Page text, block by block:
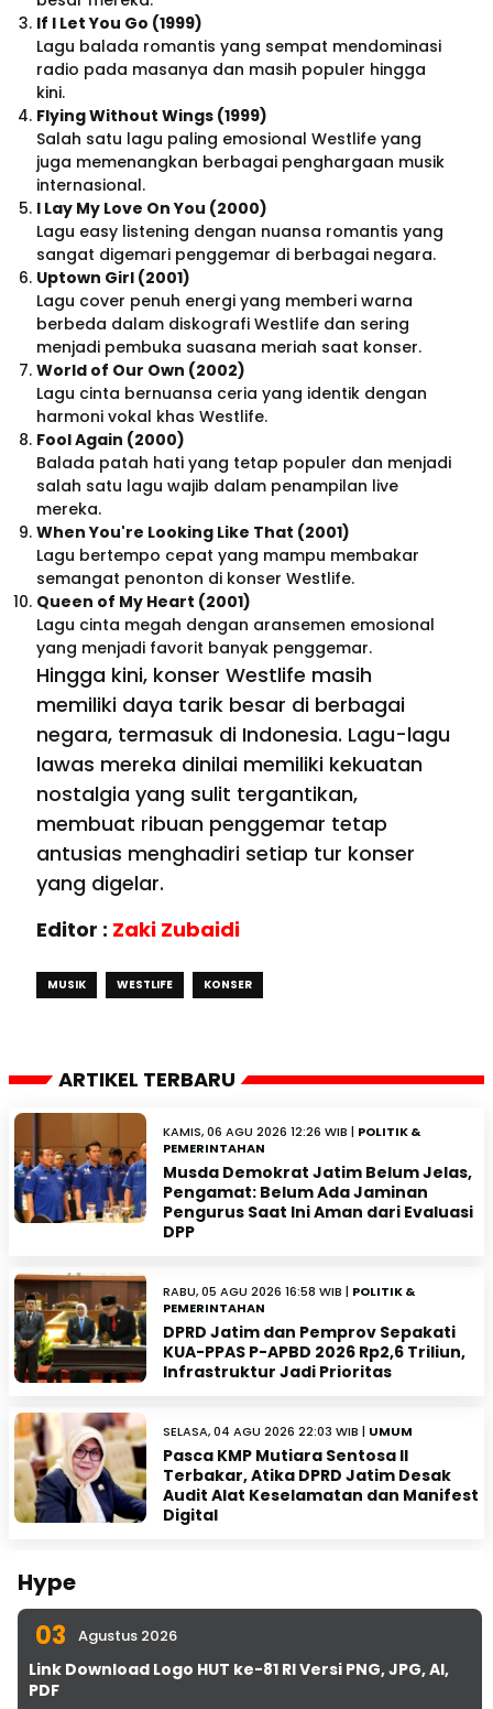
If I Let You Go (1999)
Lagu balada romantis yang sempat mendominasi
radio pada masanya dan masih populer hingga
kini.
Flying Without Wings (1999)
Salah satu lagu paling emosional Westlife yang
juga memenangkan berbagai penghargaan musik
internasional.
I Lay My Love On You (2000)
Lagu easy listening dengan nuansa romantis yang
sangat digemari penggemar di berbagai negara.
Uptown Girl (2001)
Lagu cover penuh energi yang memberi warna
berbeda dalam diskografi Westlife dan sering
menjadi pembuka suasana meriah saat konser.
World of Our Own (2002)
Lagu cinta bernuansa ceria yang identik dengan
harmoni vokal khas Westlife.
Fool Again (2000)
Balada patah hati yang tetap populer dan menjadi
salah satu lagu wajib dalam penampilan live
mereka.
When You're Looking Like That (2001)
Lagu bertempo cepat yang mampu membakar
semangat penonton di konser Westlife.
Queen of My Heart (2001)
Lagu cinta megah dengan aransemen emosional
yang menjadi favorit banyak penggemar.
Hingga kini, konser Westlife masih
memiliki daya tarik besar di berbagai
negara, termasuk di Indonesia. Lagu-lagu
lawas mereka dinilai memiliki kekuatan
nostalgia yang sulit tergantikan,
membuat ribuan penggemar tetap
antusias menghadiri setiap tur konser
yang digelar.
Editor : Zaki Zubaidi
MUSIK WESTLIFE KONSER
ARTIKEL TERBARU
KAMIS, 06 AGU 2026 12:26 WIB | POLITIK &
PEMERINTAHAN
Musda Demokrat Jatim Belum Jelas,
Pengamat: Belum Ada Jaminan
Pengurus Saat Ini Aman dari Evaluasi
DPP
RABU, 05 AGU 2026 16:58 WIB | POLITIK &
PEMERINTAHAN
DPRD Jatim dan Pemprov Sepakati
KUA-PPAS P-APBD 2026 Rp2,6 Triliun,
Infrastruktur Jadi Prioritas
SELASA, 04 AGU 2026 22:03 WIB | UMUM
Pasca KMP Mutiara Sentosa II
Terbakar, Atika DPRD Jatim Desak
Audit Alat Keselamatan dan Manifest
Digital
Hype
03 Agustus 2026
Link Download Logo HUT ke-81 RI Versi PNG, JPG, AI,
PDF